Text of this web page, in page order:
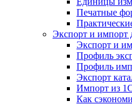
Печатные
Экспорт и импорт
Экспорт и
Профиль
Профиль
Экспорт
Импорт из
Как